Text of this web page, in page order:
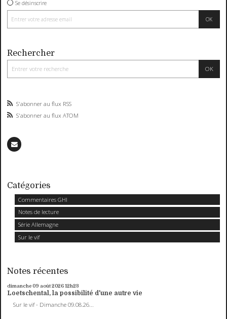
Se désinscrire
Rechercher
S'abonner au flux RSS
S'abonner au flux ATOM
Catégories
Commentaires GHI
Notes de lecture
Série Allemagne
Sur le vif
Notes récentes
dimanche 09 août 202612h23
Loetschental, la possibilité d'une autre vie
Sur le vif - Dimanche 09.08.26...